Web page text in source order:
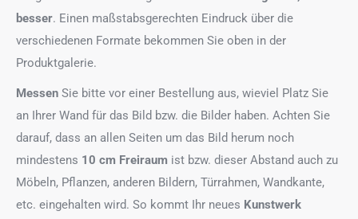
besser. Einen maßstabsgerechten Eindruck über die
verschiedenen Formate bekommen Sie oben in der
Produktgalerie.
Messen Sie bitte vor einer Bestellung aus, wieviel Platz Sie
an Ihrer Wand für das Bild bzw. die Bilder haben. Achten Sie
darauf, dass an allen Seiten um das Bild herum noch
mindestens 10 cm Freiraum ist bzw. dieser Abstand auch zu
Möbeln, Pflanzen, anderen Bildern, Türrahmen, Wandkante,
etc. eingehalten wird. So kommt Ihr neues Kunstwerk